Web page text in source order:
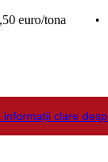
euro/tona
clare